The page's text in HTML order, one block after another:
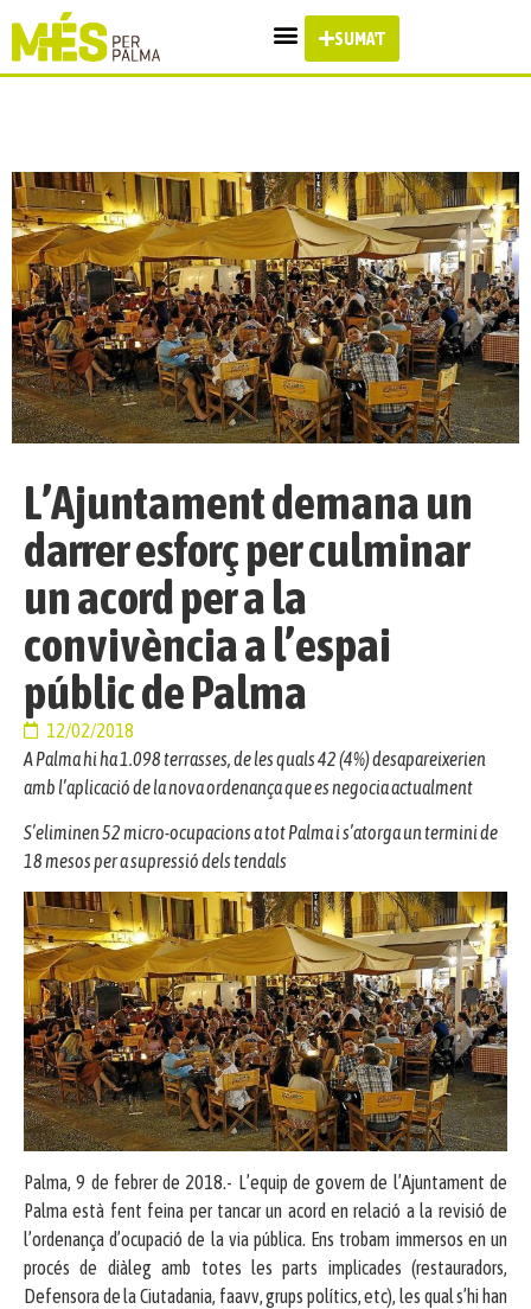
SUMA'T
L’Ajuntament demana un
darrer esforç per culminar
un acord per a la
convivència a l’espai
públic de Palma
12/02/2018
A Palma hi ha 1.098 terrasses, de les quals 42 (4%) desapareixerien
amb l’aplicació de la nova ordenança que es negocia actualment
S’eliminen 52 micro-ocupacions a tot Palma i s’atorga un termini de
18 mesos per a supressió dels tendals
Palma, 9 de febrer de 2018.- L’equip de govern de l’Ajuntament de
Palma està fent feina per tancar un acord en relació a la revisió de
l’ordenança d’ocupació de la via pública. Ens trobam immersos en un
procés de diàleg amb totes les parts implicades (restauradors,
Defensora de la Ciutadania, faavv, grups polítics, etc), les qual s’hi han